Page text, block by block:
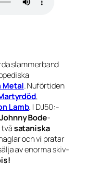
slammerband
Metal. Nuförtiden
,
Lamb. I DJ50:-
Johnny Bode-
sataniska
och vi pratar
av enorma skiv-